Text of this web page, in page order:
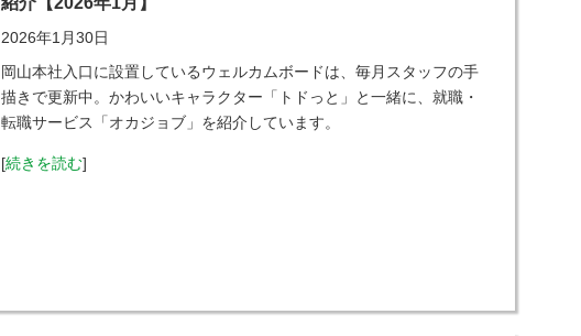
2026年1月30日
岡山本社入口に設置しているウェルカムボードは、毎月スタッフの手
描きで更新中。かわいいキャラクター「トドっと」と一緒に、就職・
転職サービス「オカジョブ」を紹介しています。
[続きを読む]